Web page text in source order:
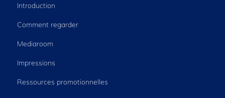
Introduction
Comment regarder
Mediaroom
Impressions
Ressources promotionnelles